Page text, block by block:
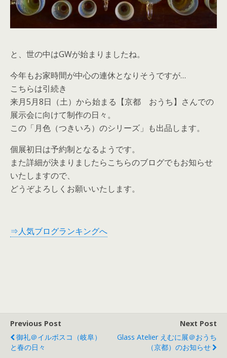
と、世の中はGWが始まりましたね。
今年もお家時間が中心の連休となりそうですが…
こちらは引続き
来月5月8日（土）から始まる【京都 おうち】さんでの
展示会に向けて制作の日々。
この「月色（つきいろ）のシリーズ」も出品します。
個展初日は予約制となるようです。
また詳細が決まりましたらこちらのブログでもお知らせ
いたしますので、
どうぞよろしくお願いいたします。
⇒人気ブログランキングへ
Previous Post
御礼＠イルボスコ（岐阜）
と春の日々
Next Post
Glass Atelier えむに展＠おうち
（京都）のお知らせ